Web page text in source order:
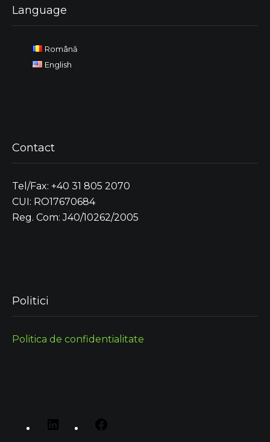
Language
Română
English
Contact
Tel/Fax: +40 31 805 2070
CUI: RO17670684
Reg. Com: J40/10262/2005
Politici
Politica de confidentialitate